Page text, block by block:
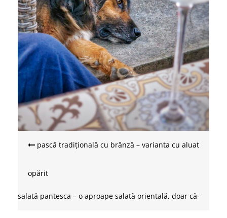
articole
pască tradițională cu brânză – varianta cu aluat
opărit
salată pantesca – o aproape salată orientală, doar că-